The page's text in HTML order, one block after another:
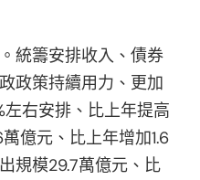
統籌安排收入、債券
政策持續用力、更加
右安排、比上年提高
億元、比上年增加1.6
規模29.7萬億元、比